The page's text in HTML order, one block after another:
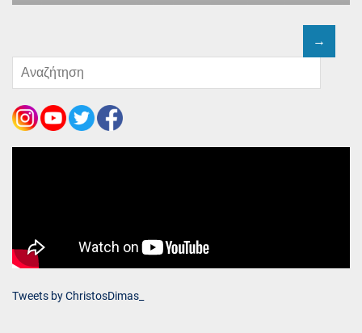
Tweets by ChristosDimas_